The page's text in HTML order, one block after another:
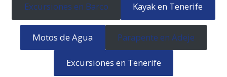
Excursiones en Barco Kayak en Tenerife
Motos de Agua Parapente en Adeje
Excursiones en Tenerife